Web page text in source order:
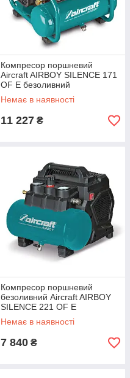
Компресор поршневий
Aircraft AIRBOY SILENCE 171
OF E безоливний
Немає в наявності
11 227 ₴
Компресор поршневий
безоливний Aircraft AIRBOY
SILENCE 221 OF E
Немає в наявності
7 840 ₴